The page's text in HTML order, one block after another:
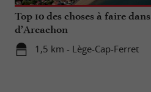
Top 10 des choses à faire
d’Arcachon
1,5 km - Lège-Cap-Ferret